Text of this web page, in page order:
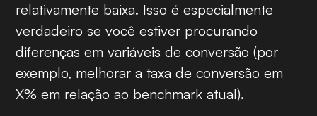
relativamente baixa. Isso é especialmente
verdadeiro se você estiver procurando
diferenças em variáveis de conversão (por
exemplo, melhorar a taxa de conversão em
X% em relação ao benchmark atual).